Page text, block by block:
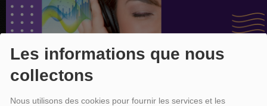
Les informations que nous
collectons
Nous utilisons des cookies pour fournir les services et les